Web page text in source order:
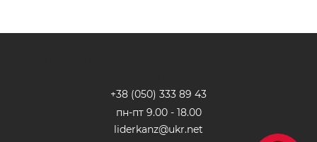
+38 (050) 333 89 43
пн-пт 9.00 - 18.00
liderkanz@ukr.net